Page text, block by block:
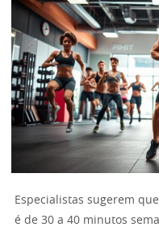
Especialistas sugerem
é de 30 a 40 minutos